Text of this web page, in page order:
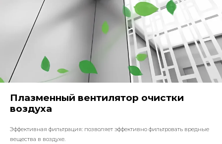
Плазменный вентилятор очистки
воздуха
Эффективная фильтрация: позволяет эффективно фильтровать вредные
вещества в воздухе.